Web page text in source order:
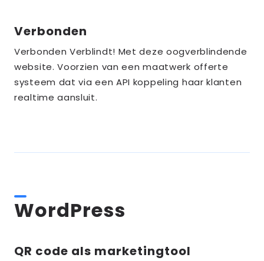
Lees
meer
over
the_title;
Verbonden
Verbonden Verblindt! Met deze oogverblindende
website. Voorzien van een maatwerk offerte
systeem dat via een API koppeling haar klanten
realtime aansluit.
WordPress
Lees
QR code als marketingtool